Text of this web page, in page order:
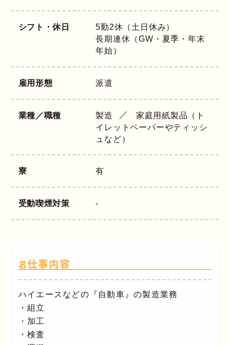
シフト・休日
5勤2休（土日休み）
長期連休（GW・夏季・年末
年始）
雇用形態 派遣
業種／職種 製造
家庭用紙製品（ト
イレットペーパーやティッシ
ュなど）
寮 有
受動喫煙対策 -
お仕事内容
ハイエースなどの『自動車』の製造業務
・組立
・加工
・検査